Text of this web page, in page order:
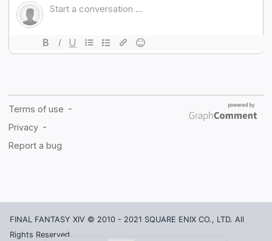
FINAL FANTASY XIV © 2010 - 2021 SQUARE ENIX CO., LTD. All
Rights Reserved.